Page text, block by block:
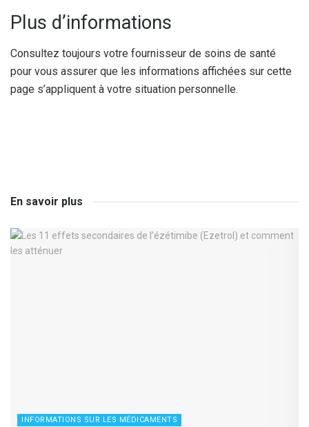
Plus d’informations
Consultez toujours votre fournisseur de soins de santé
pour vous assurer que les informations affichées sur cette
page s’appliquent à votre situation personnelle.
En savoir plus
INFORMATIONS SUR LES MÉDICAMENTS